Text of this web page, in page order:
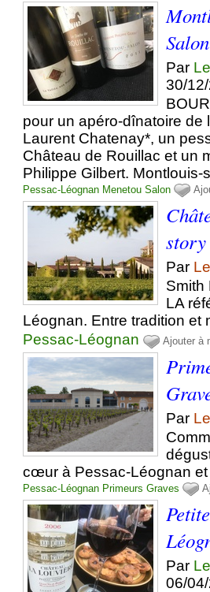
Par
30/
pour un apéro-dînatoire
Laurent Chatenay*, un
Château de Rouillac et un
Philippe Gilbert. Montlouis-
Pessac-Léognan Menetou Salon
story
Par
Smith
LA
Léognan. Entre tradition et
Pessac-Léognan
Ajouter à
Par
cœur à Pessac-Léognan
Pessac-Léognan Primeurs Graves
Par
06/